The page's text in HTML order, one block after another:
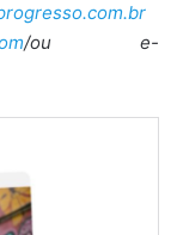
/ou e-